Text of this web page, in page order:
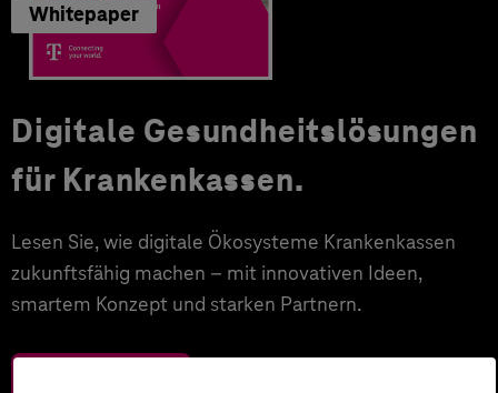
Whitepaper
Digitale Gesundheitslösungen
für Krankenkassen.
Lesen Sie, wie digitale Ökosysteme Krankenkassen
zukunftsfähig machen – mit innovativen Ideen,
smartem Konzept und starken Partnern.